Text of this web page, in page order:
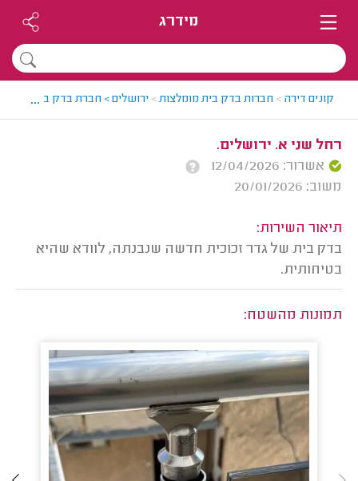
מידרג
קונים דירה > חברות בדק בית מומלצות> ירושלים > חברת בדק בית...
רחל שני א. ירושלים.
אשרור: 12/04/2026
משוב: 20/01/2026
תיאור השירות:
בדק בית של גדר זכוכית חדשה שנבנתה, לוודא שהיא
בטיחותית.
תמונות מהשטח: